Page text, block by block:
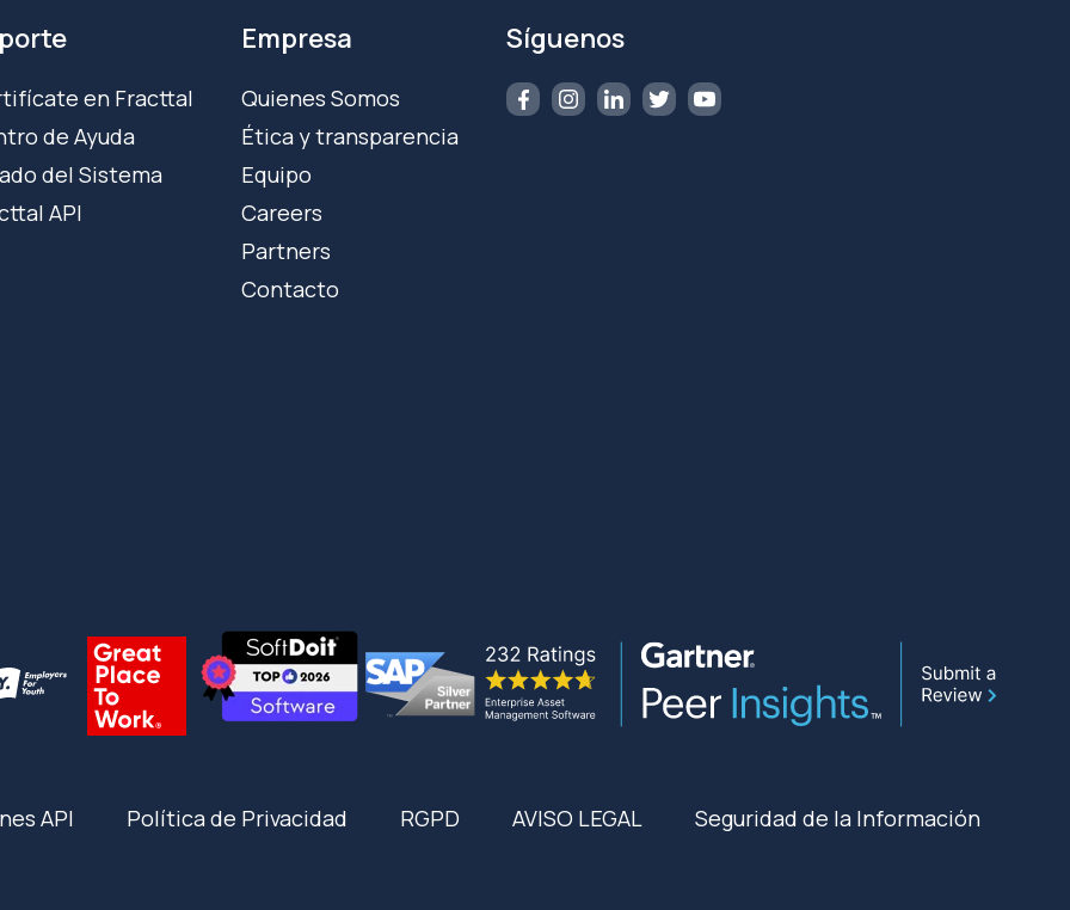
en Fracttal
de Ayuda
del Sistema
API
Empresa
Quienes Somos
Ética y transparencia
Equipo
Careers
Partners
Contacto
Síguenos
API Política de Privacidad RGPD AVISO LEGAL Seguridad de la Información